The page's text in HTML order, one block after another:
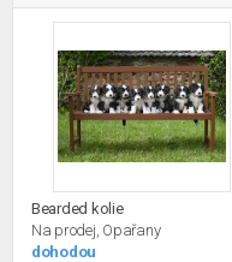
Bearded kolie
Na prodej, Opařany
dohodou